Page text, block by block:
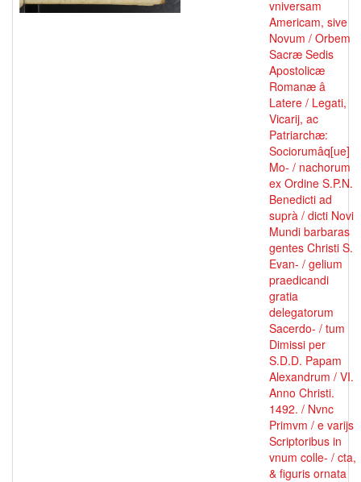
vniversam
Americam, sive
Novum / Orbem
Sacræ Sedis
Apostolicæ
Romanæ â
Latere / Legati,
Vicarij, ac
Patriarchæ:
Sociorumâq[ue]
Mo- / nachorum
ex Ordine S.P.N.
Benedicti ad
suprà / dicti Novi
Mundi barbaras
gentes Christi S.
Evan- / gelium
praedicandi
gratia
delegatorum
Sacerdo- / tum
Dimissi per
S.D.D. Papam
Alexandrum / VI.
Anno Christi.
1492. / Nvnc
Primvm / e varijs
Scriptoribus in
vnum colle- / cta,
& figuris ornata